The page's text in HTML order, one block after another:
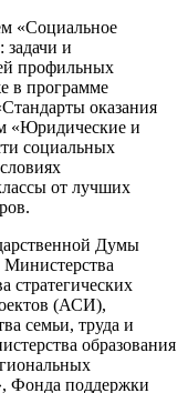
«Социальное
задачи и
профильных
в программе
оказания
«Юридические и
социальных
от лучших
Думы
Министерства
стратегических
(АСИ),
семьи, труда и
образования
Фонда поддержки